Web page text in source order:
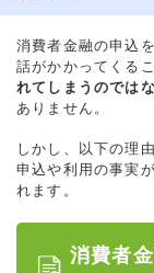
消費者金融の申込
話がかかってくる
れてしまうのではな
ありません。
しかし、以下の理
申込や利用の事実
れます。
消費者